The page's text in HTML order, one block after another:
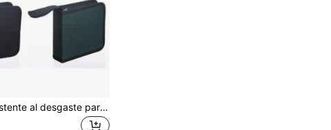
Estuche resistente al desgaste para CD, nuevo paquete de 40 portadas de álbumes de CD/DVD de Oxford, funda duradera y portátil para almacenamiento de discos